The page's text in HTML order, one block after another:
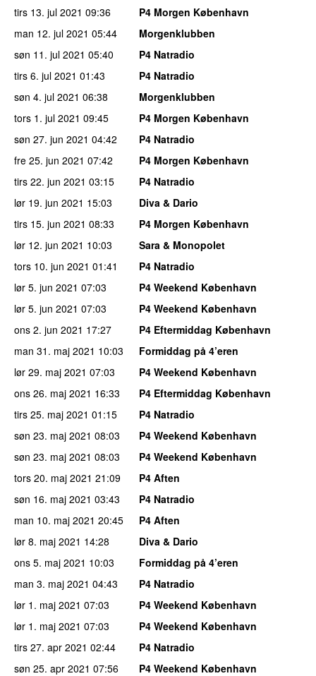
tirs 13. jul 2021 09:36
P4 Morgen København
man 12. jul 2021 05:44
Morgenklubben
søn 11. jul 2021 05:40
P4 Natradio
tirs 6. jul 2021 01:43
P4 Natradio
søn 4. jul 2021 06:38
Morgenklubben
tors 1. jul 2021 09:45
P4 Morgen København
søn 27. jun 2021 04:42
P4 Natradio
fre 25. jun 2021 07:42
P4 Morgen København
tirs 22. jun 2021 03:15
P4 Natradio
lør 19. jun 2021 15:03
Diva & Dario
tirs 15. jun 2021 08:33
P4 Morgen København
lør 12. jun 2021 10:03
Sara & Monopolet
tors 10. jun 2021 01:41
P4 Natradio
lør 5. jun 2021 07:03
P4 Weekend København
lør 5. jun 2021 07:03
P4 Weekend København
ons 2. jun 2021 17:27
P4 Eftermiddag København
man 31. maj 2021 10:03
Formiddag på 4’eren
lør 29. maj 2021 07:03
P4 Weekend København
ons 26. maj 2021 16:33
P4 Eftermiddag København
tirs 25. maj 2021 01:15
P4 Natradio
søn 23. maj 2021 08:03
P4 Weekend København
søn 23. maj 2021 08:03
P4 Weekend København
tors 20. maj 2021 21:09
P4 Aften
søn 16. maj 2021 03:43
P4 Natradio
man 10. maj 2021 20:45
P4 Aften
lør 8. maj 2021 14:28
Diva & Dario
ons 5. maj 2021 10:03
Formiddag på 4’eren
man 3. maj 2021 04:43
P4 Natradio
lør 1. maj 2021 07:03
P4 Weekend København
lør 1. maj 2021 07:03
P4 Weekend København
tirs 27. apr 2021 02:44
P4 Natradio
søn 25. apr 2021 07:56 P4 Weekend København